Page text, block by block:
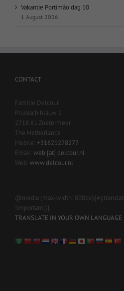
Vakantie Portimão dag 10
1 August 2026
CONTACT
Familie Delcour
Pruisisch blauw 2
2718 KL Zoetermeer
The Netherlands
Mobile: +31621278277
Email: web [at] delcour.nl
Web: www.delcour.nl
@media (max-width:
!important;}}
TRANSLATE IN YOUR OWN LANGUAGE